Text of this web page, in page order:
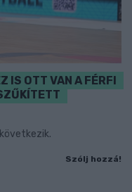
IS OTT VAN A FÉRFI
Szólj hozzá!